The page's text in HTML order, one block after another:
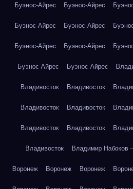
Буэнос-Айрес Буэнос-Айрес
Буэнос-Айрес Буэнос-Айрес
Буэнос-Айрес Буэнос-Айрес
Буэнос-Айрес Буэнос-Айрес
Владивосток Владивосток
Владивосток Владивосток
Владивосток Владивосток
Владивосток Владимир Набоков
Воронеж Воронеж Воронеж